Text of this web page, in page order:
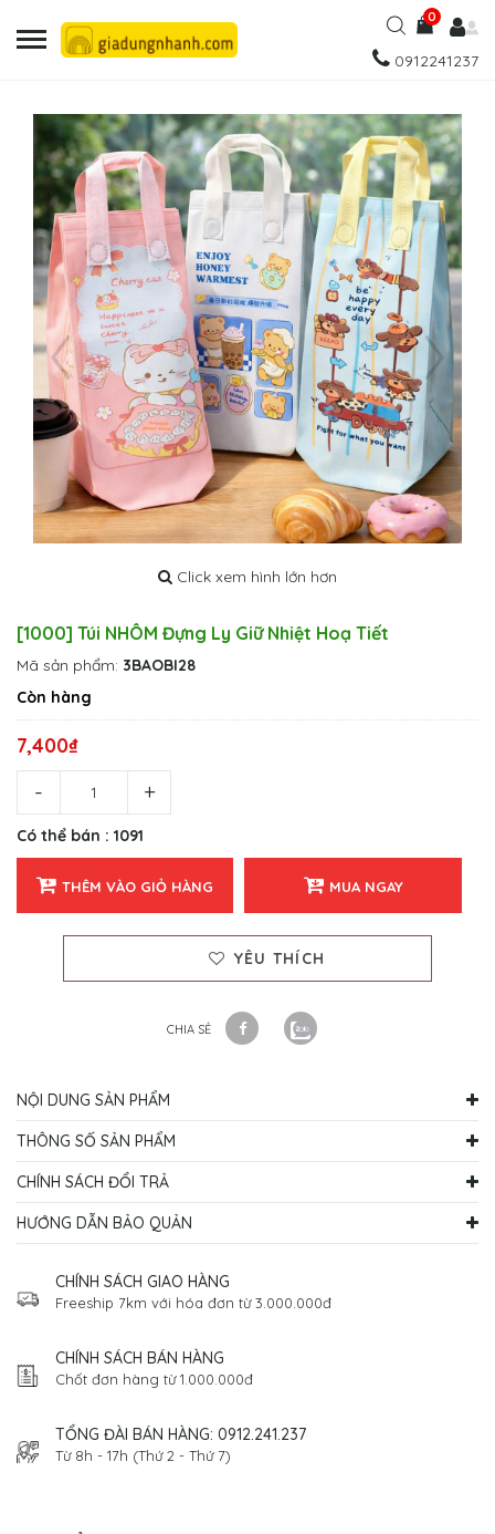
0
0912241237
Click xem hình lớn hơn
[1000] Túi NHÔM Đựng Ly Giữ Nhiệt Hoạ Tiết
Mã sản phẩm: 3BAOBI28
Còn hàng
7,400₫
Có thể bán : 1091
THÊM VÀO GIỎ HÀNG MUA NGAY
YÊU THÍCH
CHIA SẺ
NỘI DUNG SẢN PHẨM
THÔNG SỐ SẢN PHẨM
CHÍNH SÁCH ĐỔI TRẢ
HƯỚNG DẪN BẢO QUẢN
CHÍNH SÁCH GIAO HÀNG
Freeship 7km với hóa đơn từ 3.000.000đ
CHÍNH SÁCH BÁN HÀNG
Chốt đơn hàng từ 1.000.000đ
TỔNG ĐÀI BÁN HÀNG: 0912.241.237
Từ 8h - 17h (Thứ 2 - Thứ 7)